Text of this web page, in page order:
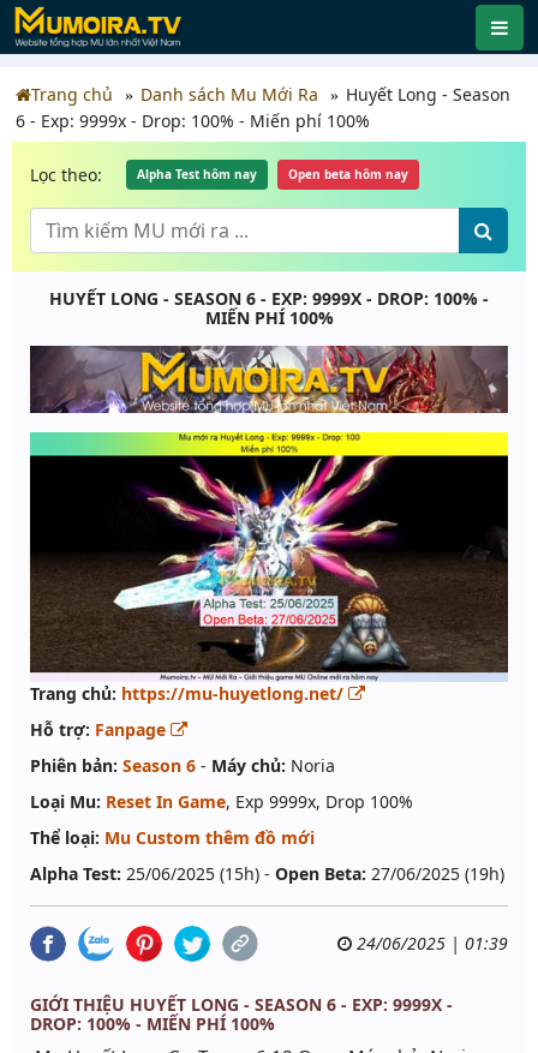
Trang chủ Danh sách Mu Mới Ra
Huyết Long - Season
6 - Exp: 9999x - Drop: 100% - Miến phí 100%
Lọc theo: Alpha Test hôm nay Open beta hôm nay
HUYẾT LONG - SEASON 6 - EXP: 9999X - DROP: 100% -
MIẾN PHÍ 100%
Trang chủ: https://mu-huyetlong.net/
Hỗ trợ: Fanpage
Phiên bản: Season 6 - Máy chủ: Noria
Loại Mu: Reset In Game, Exp 9999x, Drop 100%
Thể loại: Mu Custom thêm đồ mới
Alpha Test: 25/06/2025 (15h) - Open Beta: 27/06/2025 (19h)
24/06/2025 | 01:39
GIỚI THIỆU HUYẾT LONG - SEASON 6 - EXP: 9999X -
DROP: 100% - MIẾN PHÍ 100%